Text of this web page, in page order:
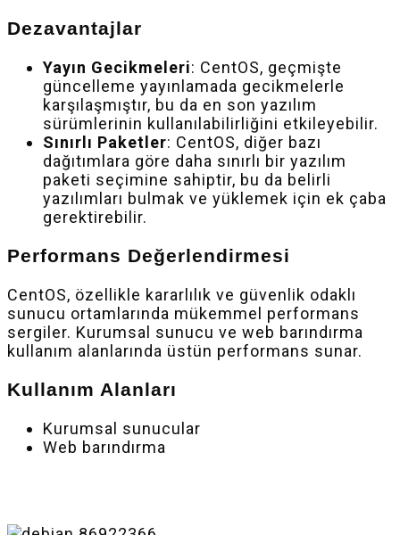
Dezavantajlar
Yayın Gecikmeleri: CentOS, geçmişte
güncelleme yayınlamada gecikmelerle
karşılaşmıştır, bu da en son yazılım
sürümlerinin kullanılabilirliğini etkileyebilir.
Sınırlı Paketler: CentOS, diğer bazı
dağıtımlara göre daha sınırlı bir yazılım
paketi seçimine sahiptir, bu da belirli
yazılımları bulmak ve yüklemek için ek çaba
gerektirebilir.
Performans Değerlendirmesi
CentOS, özellikle kararlılık ve güvenlik odaklı
sunucu ortamlarında mükemmel performans
sergiler. Kurumsal sunucu ve web barındırma
kullanım alanlarında üstün performans sunar.
Kullanım Alanları
Kurumsal sunucular
Web barındırma